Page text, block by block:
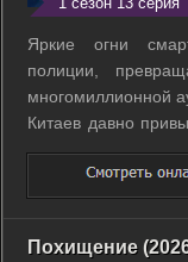
Яркие огни
полиции,
многомиллионной
Китаев давно
циничной
бесконечной
когда в отдел
Похищение